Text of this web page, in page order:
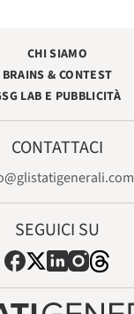
CHI SIAMO
BRAINS & CONTEST
LAB E PUBBLICITÀ
CONTATTACI
SEGUICI SU